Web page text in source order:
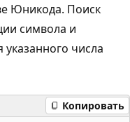
Юникода. Поиск
символа и
указанного числа
Копировать